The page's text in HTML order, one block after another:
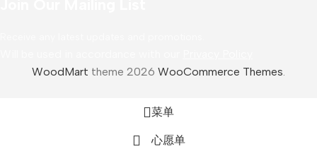
WoodMart theme 2026 WooCommerce Themes.
菜单
心愿单